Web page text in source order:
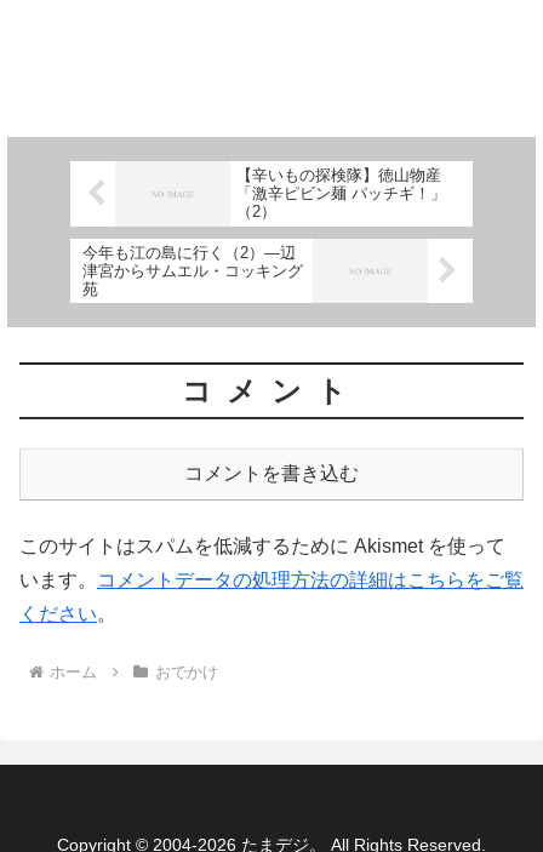
【辛いもの探検隊】徳山物産
「激辛ピビン麺 パッチギ！」
（2）
今年も江の島に行く（2）―辺
津宮からサムエル・コッキング
苑
コメント
コメントを書き込む
このサイトはスパムを低減するために Akismet を使って
います。
コメントデータの処理方法の詳細はこちらをご覧
ください。
ホーム おでかけ
Copyright © 2004-2026 たまデジ。 All Rights Reserved.